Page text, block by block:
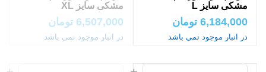
مشکی سایز L
6,184,000 تومان
در انبار موجود نمی باشد
مشکی سایز XL
6,507,000 تومان
در انبار موجود نمی باشد